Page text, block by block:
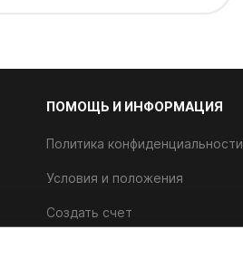
ПОМОЩЬ И ИНФОРМАЦИЯ
Политика конфиденциальности
Условия и положения
Создать счет